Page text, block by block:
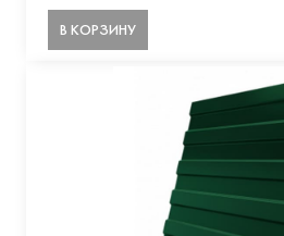
В КОРЗИНУ